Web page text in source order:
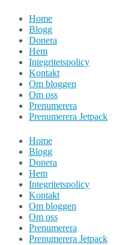
Hoppa
innehåll
Home
Blogg
Donera
Hem
Integritetspolicy
Kontakt
Om bloggen
Om oss
Prenumerera
Prenumerera Jetpack
Home
Blogg
Donera
Hem
Integritetspolicy
Kontakt
Om bloggen
Om oss
Prenumerera
Prenumerera Jetpack